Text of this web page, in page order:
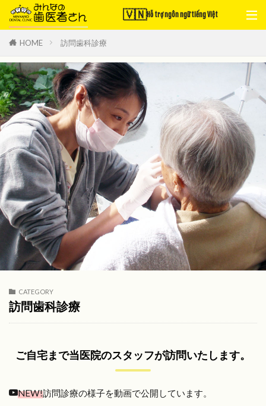
🇻🇳Hỗ trợ ngôn ngữ tiếng Việt
HOME 訪問歯科診療
CATEGORY
訪問歯科診療
ご自宅まで当医院のスタッフが訪問いたします。
NEW!訪問診療の様子を動画で公開しています。